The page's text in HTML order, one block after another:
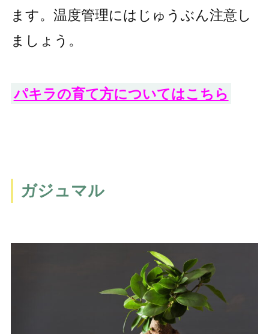
ます。温度管理にはじゅうぶん注意し
ましょう。
パキラの育て方についてはこちら
ガジュマル